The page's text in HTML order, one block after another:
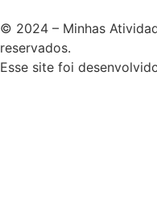
© 2024 – Minhas
reservados.
Esse site foi